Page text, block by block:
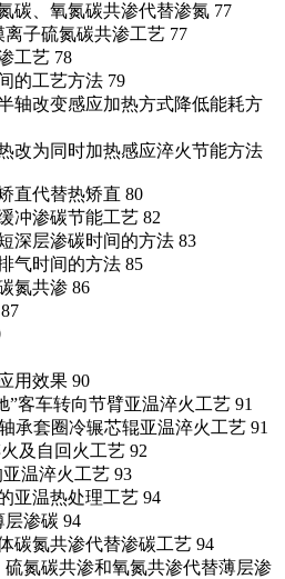
碳、氧氮碳共渗代替渗氮 77
子硫氮碳共渗工艺 77
工艺 78
的工艺方法 79
轴改变感应加热方式降低能耗方
改为同时加热感应淬火节能方法
直代替热矫直 80
冲渗碳节能工艺 82
深层渗碳时间的方法 83
气时间的方法 85
氮共渗 86
用效果 90
”客车转向节臂亚温淬火工艺 91
承套圈冷辗芯辊亚温淬火工艺 91
及自回火工艺 92
温淬火工艺 93
亚温热处理工艺 94
层渗碳 94
碳氮共渗代替渗碳工艺 94
硫氮碳共渗和氧氮共渗代替薄层渗